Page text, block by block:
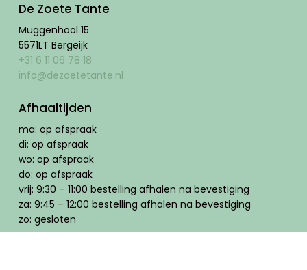
De Zoete Tante
Muggenhool 15
5571LT Bergeijk
+31 6 11 06 78 18
info@dezoetetante.nl
Afhaaltijden
ma: op afspraak
di: op afspraak
wo: op afspraak
do: op afspraak
vrij: 9:30 – 11:00 bestelling afhalen na bevestiging
za: 9:45 – 12:00 bestelling afhalen na bevestiging
zo: gesloten